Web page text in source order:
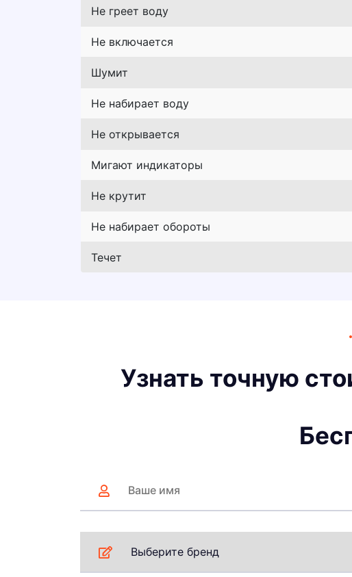
Не греет воду
Не включается
Шумит
Не набирает воду
Не открывается
Мигают индикаторы
Не крутит
Не набирает обороты
Течет
Узнать точную